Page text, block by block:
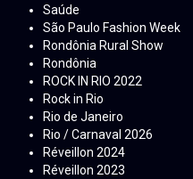
Saúde
São Paulo Fashion Week
Rondônia Rural Show
Rondônia
ROCK IN RIO 2022
Rock in Rio
Rio de Janeiro
Rio / Carnaval 2026
Réveillon 2024
Réveillon 2023